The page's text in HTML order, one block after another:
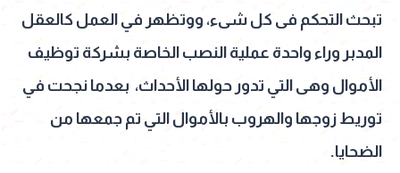
تبحث التحكم فى كل شىء، ووتظهر في العمل كالعقل
المدبر وراء واحدة عملية النصب الخاصة بشركة توظيف
الأموال وهى التي تدور حولها الأحداث، بعدما نجحت في
توريط زوجها والهروب بالأموال التي تم جمعها من
الضحايا.